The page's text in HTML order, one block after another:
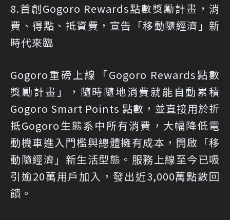
8.首創Gogoro Rewards點數獎勵計畫，消
費、得點、抵資費，宣告「移動隨經濟」新
時代來臨
Gogoro重磅上線「Gogoro Rewards點數
獎勵計畫」，隨時隨地消費就能自動累積
Gogoro Smart Points 點數，並直接用於折
抵Gogoro生態系中所有消費，大幅降低電
動機車進入門檻與總體擁有成本，開啟「移
動隨經濟」新生活型態。服務上線至今已吸
引逾20萬用戶加入，發出近3,000萬點數回
饋。